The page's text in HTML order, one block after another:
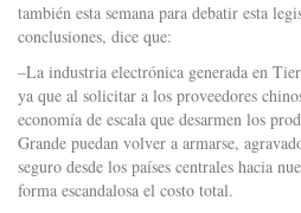
también esta semana para debatir esta
conclusiones, dice que:
–La industria electrónica generada en
ya que al solicitar a los proveedores
economía de escala que desarmen los
Grande puedan volver a armarse,
seguro desde los países centrales hacia
forma escandalosa el costo total.